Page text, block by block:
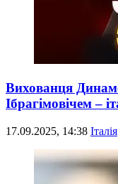
Вихованця
Ібрагімовічем –
17.09.2025, 14:38 Італія